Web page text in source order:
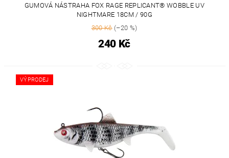
GUMOVÁ NÁSTRAHA FOX RAGE REPLICANT® WOBBLE UV
NIGHTMARE 18CM / 90G
300 Kč(–20 %)
240 Kč
VÝPRODEJ